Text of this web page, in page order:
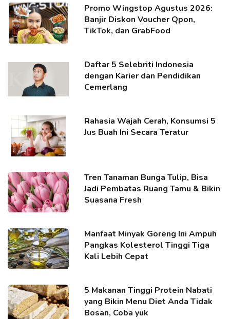
Promo Wingstop Agustus 2026:
Banjir Diskon Voucher Qpon,
TikTok, dan GrabFood
Daftar 5 Selebriti Indonesia
dengan Karier dan Pendidikan
Cemerlang
Rahasia Wajah Cerah, Konsumsi 5
Jus Buah Ini Secara Teratur
Tren Tanaman Bunga Tulip, Bisa
Jadi Pembatas Ruang Tamu & Bikin
Suasana Fresh
Manfaat Minyak Goreng Ini Ampuh
Pangkas Kolesterol Tinggi Tiga
Kali Lebih Cepat
5 Makanan Tinggi Protein Nabati
yang Bikin Menu Diet Anda Tidak
Bosan, Coba yuk